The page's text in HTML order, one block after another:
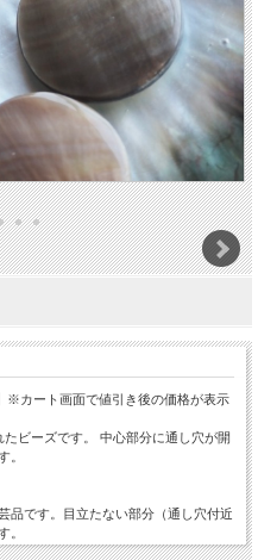
※カート画面で値引き後の価格が表示
ビーズです。 中心部分に通し穴が開
。
品です。目立たない部分（通し穴付近
。
ブレスレットなどの素材としてお楽し